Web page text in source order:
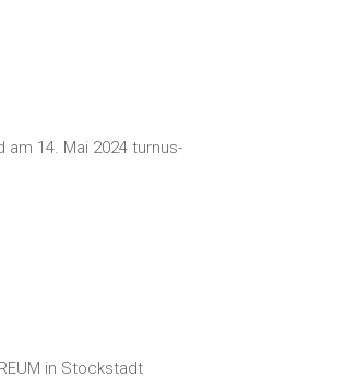
am 14. Mai 2024 tur­nus­
in Stock­stadt